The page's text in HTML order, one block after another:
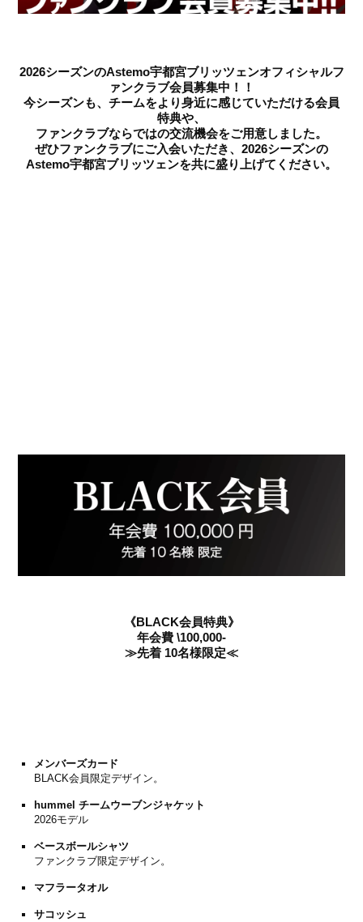
2026シーズンのAstemo宇都宮ブリッツェンオフィシャルフ
ァンクラブ会員募集中！！
今シーズンも、チームをより身近に感じていただける会員
特典や、
ファンクラブならではの交流機会をご用意しました。
ぜひファンクラブにご入会いただき、2026シーズンの
Astemo宇都宮ブリッツェンを共に盛り上げてください。
《BLACK会員特典》
年会費 \100,000-
≫先着 10名様限定≪
メンバーズカード
BLACK会員限定デザイン。
hummel チームウーブンジャケット
2026モデル
ベースボールシャツ
ファンクラブ限定デザイン。
マフラータオル
サコッシュ